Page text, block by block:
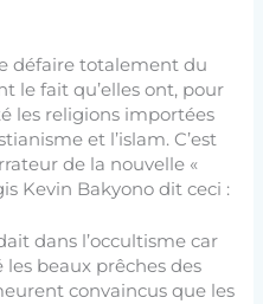
défaire totalement du
le fait qu’elles ont, pour
les religions importées
et l’islam. C’est
de la nouvelle «
Kevin Bakyono dit ceci :
dans l’occultisme car
beaux prêches des
convaincus que les